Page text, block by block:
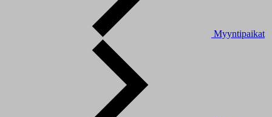
Myyntipaikat